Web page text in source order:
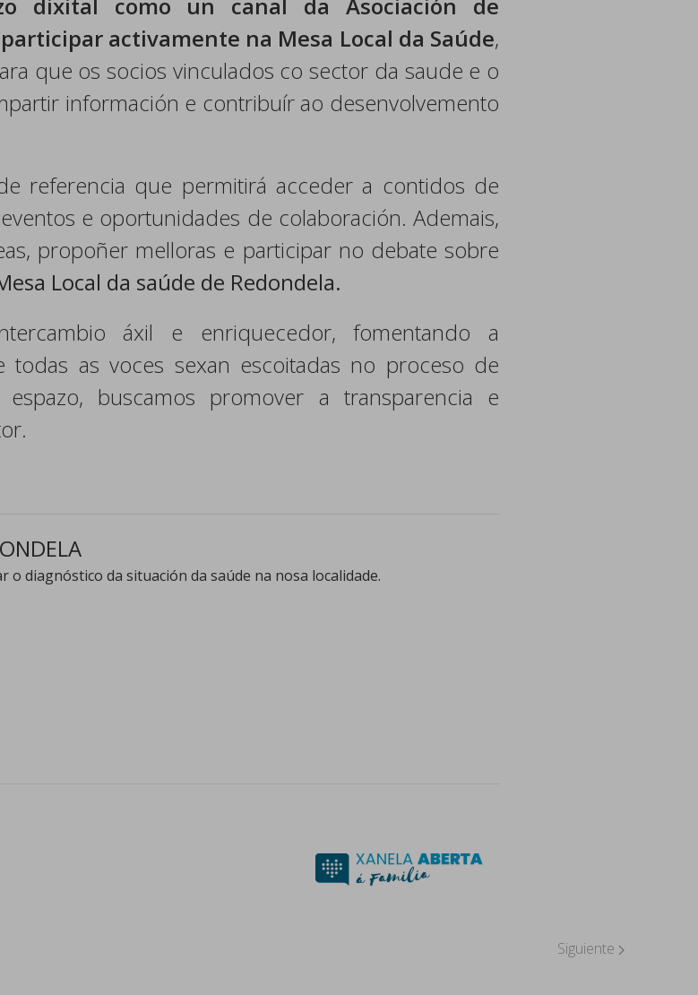
activamente na Mesa Local da Saúde,
que os socios vinculados co sector da saude e o
información e contribuír ao desenvolvemento
referencia que permitirá acceder a contidos de
e oportunidades de colaboración. Ademais,
propoñer melloras e participar no debate sobre
Local da saúde de Redondela.
áxil e enriquecedor, fomentando a
todas as voces sexan escoitadas no proceso de
buscamos promover a transparencia e
diagnóstico da situación da saúde na nosa localidade.
Siguiente